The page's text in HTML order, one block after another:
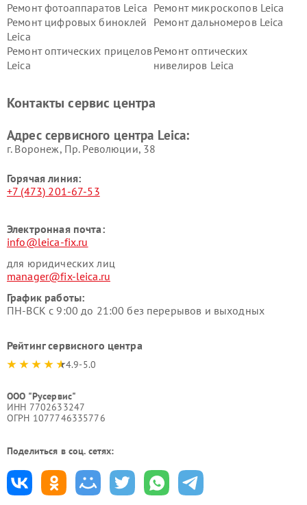
Ремонт фотоаппаратов Leica Ремонт микроскопов Leica
Ремонт цифровых биноклей
Leica
Ремонт дальномеров Leica
Ремонт оптических прицелов
Leica
Ремонт оптических
нивелиров Leica
Контакты сервис центра
Адрес сервисного центра Leica:
г. Воронеж, Пр. Революции, 38
Горячая линия:
+7 (473) 201-67-53
Электронная почта:
info@leica-fix.ru
для юридических лиц
manager@fix-leica.ru
График работы:
ПН-ВСК с 9:00 до 21:00 без перерывов и выходных
Рейтинг сервисного центра
4.9-5.0
ООО "Русервис"
ИНН 7702633247
ОГРН 1077746335776
Поделиться в соц. сетях: